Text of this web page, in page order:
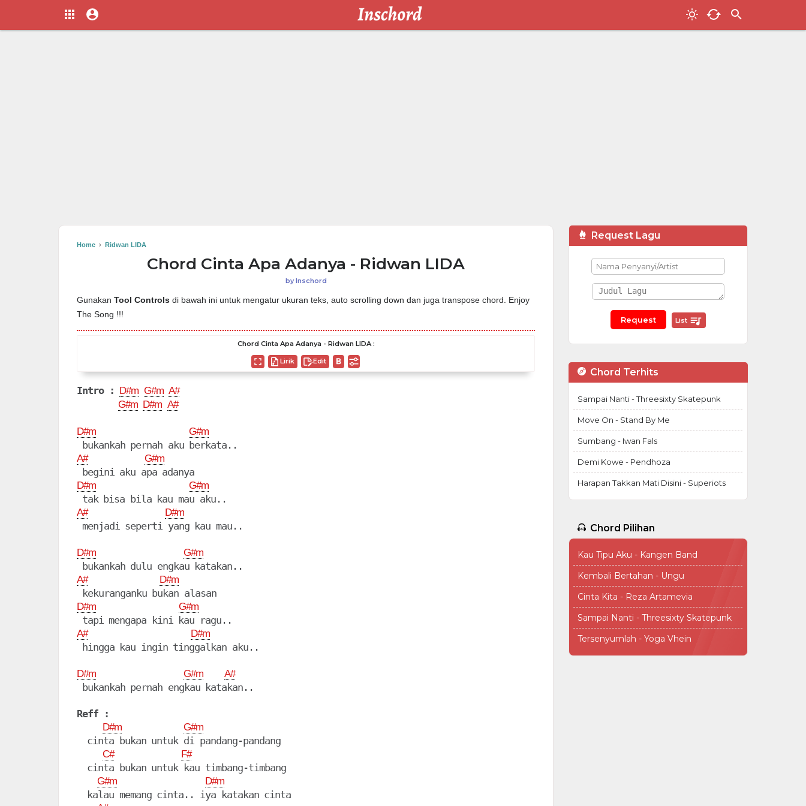
Home › Ridwan LIDA
Chord Cinta Apa Adanya - Ridwan LIDA
byInschord
Gunakan Tool Controls di bawah ini untuk mengatur ukuran teks, auto scrolling down dan juga transpose chord. Enjoy
The Song !!!
Chord Cinta Apa Adanya - Ridwan LIDA :
Lirik Edit
Intro : D#m G#m A#
G#m D#m A#
D#m G#m
A# G#m
D#m G#m
A# D#m
D#m G#m
A# D#m
kekuranganku bukan alasan
D#m G#m
A# D#m
hingga kau ingin tinggalkan aku..
D#m G#m A#
bukankah pernah engkau katakan..
Reff :
D#m G#m
  cinta bukan untuk di pandang-pandang
C# F#
  cinta bukan untuk kau timbang-timbang
G#m D#m
  kalau memang cinta.. iya katakan cinta
Request Lagu
List
Chord Terhits
Sampai Nanti - Threesixty Skatepunk
Move On - Stand By Me
Sumbang - Iwan Fals
Demi Kowe - Pendhoza
Harapan Takkan Mati Disini - Superiots
Chord Pilihan
Kau Tipu Aku - Kangen Band
Kembali Bertahan - Ungu
Cinta Kita - Reza Artamevia
Sampai Nanti - Threesixty Skatepunk
Tersenyumlah - Yoga Vhein